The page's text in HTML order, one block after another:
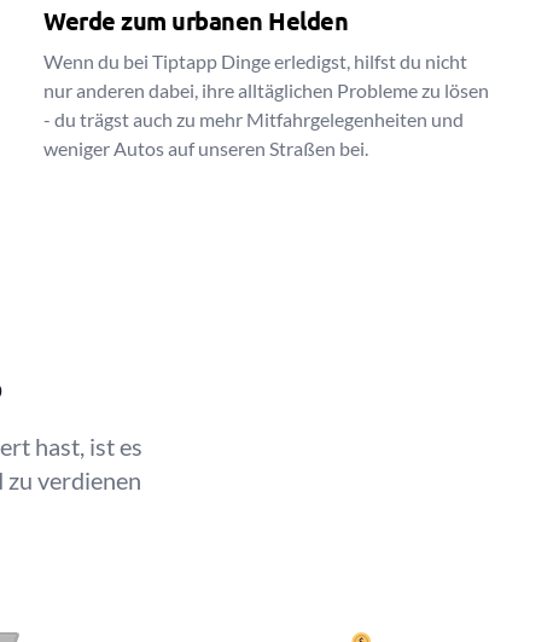
Werde zum urbanen Helden
Wenn du bei Tiptapp Dinge erledigst, hilfst du nicht
nur anderen dabei, ihre alltäglichen Probleme zu lösen
- du trägst auch zu mehr Mitfahrgelegenheiten und
weniger Autos auf unseren Straßen bei.
hast, ist es
zu verdienen